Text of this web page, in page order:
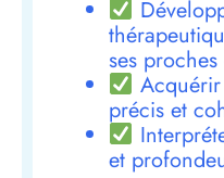
ses
précis et
et